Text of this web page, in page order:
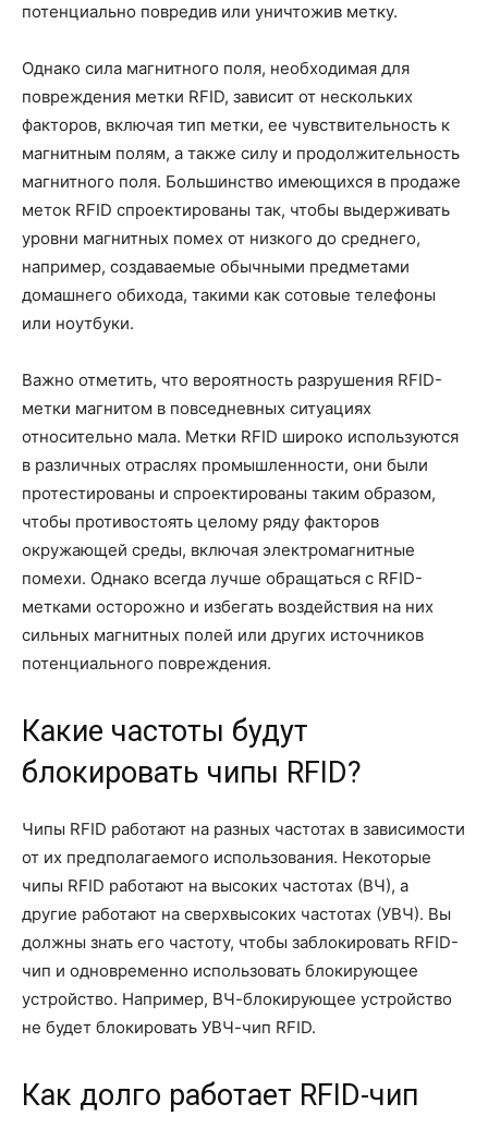
потенциально повредив или уничтожив метку.
Однако сила магнитного поля, необходимая для
повреждения метки RFID, зависит от нескольких
факторов, включая тип метки, ее чувствительность к
магнитным полям, а также силу и продолжительность
магнитного поля. Большинство имеющихся в продаже
меток RFID спроектированы так, чтобы выдерживать
уровни магнитных помех от низкого до среднего,
например, создаваемые обычными предметами
домашнего обихода, такими как сотовые телефоны
или ноутбуки.
Важно отметить, что вероятность разрушения RFID-
метки магнитом в повседневных ситуациях
относительно мала. Метки RFID широко используются
в различных отраслях промышленности, они были
протестированы и спроектированы таким образом,
чтобы противостоять целому ряду факторов
окружающей среды, включая электромагнитные
помехи. Однако всегда лучше обращаться с RFID-
метками осторожно и избегать воздействия на них
сильных магнитных полей или других источников
потенциального повреждения.
Какие частоты будут
блокировать чипы RFID?
Чипы RFID работают на разных частотах в зависимости
от их предполагаемого использования. Некоторые
чипы RFID работают на высоких частотах (ВЧ), а
другие работают на сверхвысоких частотах (УВЧ). Вы
должны знать его частоту, чтобы заблокировать RFID-
чип и одновременно использовать блокирующее
устройство. Например, ВЧ-блокирующее устройство
не будет блокировать УВЧ-чип RFID.
Как долго работает RFID-чип